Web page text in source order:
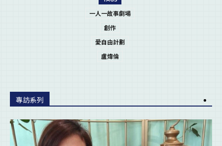
一人一故事劇場
創作
愛自由計劃
盧煒倫
專訪系列